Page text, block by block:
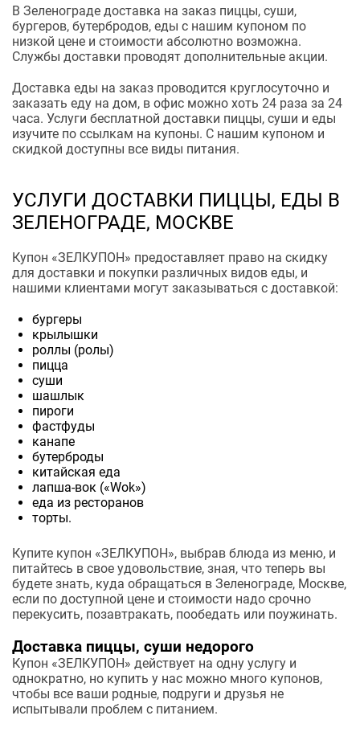
В Зеленограде доставка на заказ пиццы, суши,
бургеров, бутербродов, еды с нашим купоном по
низкой цене и стоимости абсолютно возможна.
Службы доставки проводят дополнительные акции.
Доставка еды на заказ проводится круглосуточно и
заказать еду на дом, в офис можно хоть 24 раза за 24
часа. Услуги бесплатной доставки пиццы, суши и еды
изучите по ссылкам на купоны. С нашим купоном и
скидкой доступны все виды питания.
УСЛУГИ ДОСТАВКИ ПИЦЦЫ, ЕДЫ В
ЗЕЛЕНОГРАДЕ, МОСКВЕ
Купон «ЗЕЛКУПОН» предоставляет право на скидку
для доставки и покупки различных видов еды, и
нашими клиентами могут заказываться с доставкой:
бургеры
крылышки
роллы (ролы)
пицца
суши
шашлык
пироги
фастфуды
канапе
бутерброды
китайская еда
лапша-вок («Wok»)
еда из ресторанов
торты.
Купите купон «ЗЕЛКУПОН», выбрав блюда из меню, и
питайтесь в свое удовольствие, зная, что теперь вы
будете знать, куда обращаться в Зеленограде, Москве,
если по доступной цене и стоимости надо срочно
перекусить, позавтракать, пообедать или поужинать.
Доставка пиццы, суши недорого
Купон «ЗЕЛКУПОН» действует на одну услугу и
однократно, но купить у нас можно много купонов,
чтобы все ваши родные, подруги и друзья не
испытывали проблем с питанием.